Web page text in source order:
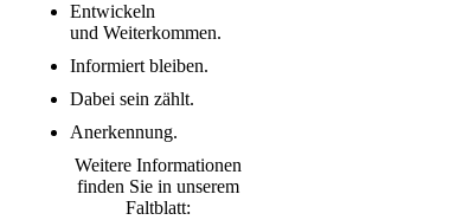
Entwickeln
und Weiterkommen.
Informiert bleiben.
Dabei sein zählt.
Anerkennung.
Weitere Informationen
finden Sie in unserem
Faltblatt: